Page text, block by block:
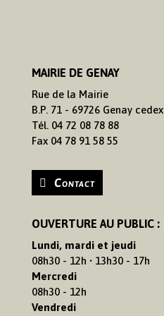
MAIRIE DE GENAY
Rue de la Mairie
B.P. 71 - 69726 Genay cedex
Tél. 04 72 08 78 88
Fax 04 78 91 58 55
Contact
OUVERTURE AU PUBLIC :
Lundi, mardi et jeudi
08h30 - 12h • 13h30 - 17h
Mercredi
08h30 - 12h
Vendredi